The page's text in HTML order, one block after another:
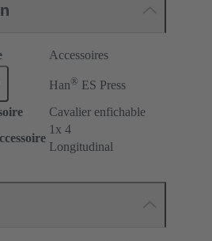
Accessoires
Han® ES Press
Cavalier enfichable
1x 4
Longitudinal